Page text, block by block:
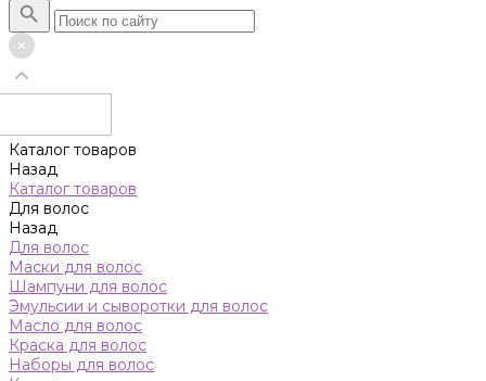
Каталог товаров
Назад
Каталог товаров
Для волос
Назад
Для волос
Маски для волос
Шампуни для волос
Эмульсии и сыворотки для волос
Масло для волос
Краска для волос
Наборы для волос